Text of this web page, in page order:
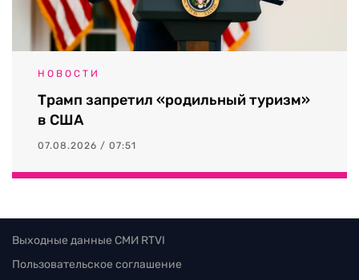
НОВОСТИ
Трамп запретил «родильный туризм»
в США
07.08.2026 / 07:51
Выходные данные СМИ RTVI
Пользовательское соглашение